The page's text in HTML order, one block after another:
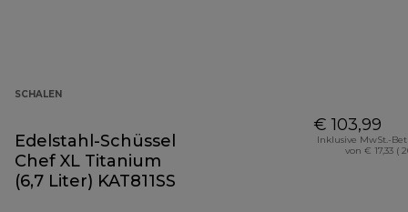
SCHALEN
Edelstahl-Schüssel
Chef XL Titanium
(6,7 Liter) KAT811SS
€ 103,99
Inklusive MwSt.-
von € 17,33 (